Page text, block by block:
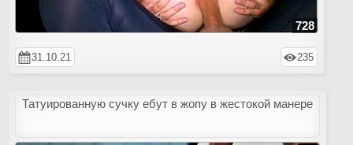
728
31.10.21 235
Татуированную сучку ебут в жопу в жестокой манере